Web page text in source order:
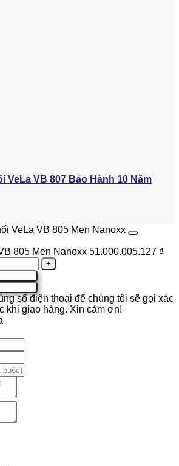
VeLa VB 807 Bảo Hành 10 Năm
VeLa VB 805 Men Nanoxx
805 Men Nanoxx 51.000.005.127 ₫
số điện thoại để chúng tôi sẽ gọi xác
khi giao hàng. Xin cảm ơn!